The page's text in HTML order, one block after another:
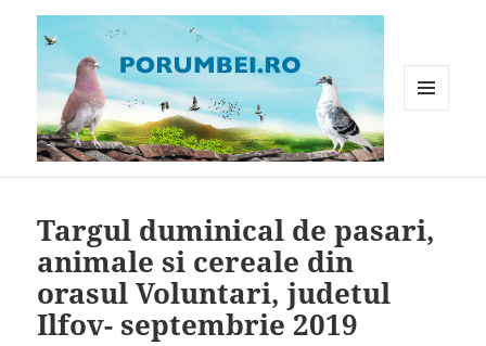
Targul duminical de pasari,
animale si cereale din
orasul Voluntari, judetul
Ilfov- septembrie 2019